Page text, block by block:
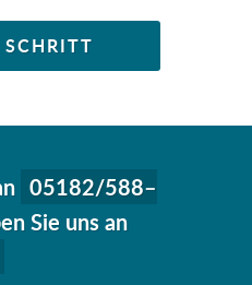
05182/588–
Sie uns an